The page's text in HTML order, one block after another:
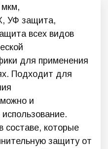
УФ защита,
всех видов
для применения
Подходит для
и
составе, которые
защиту от